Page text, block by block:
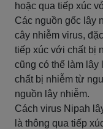
hoặc qua tiếp xúc
Các nguồn gốc lây
cây nhiễm virus,
tiếp xúc với chất bị
cũng có thể làm lây
chất bị nhiễm từ
nguồn lây nhiễm.
Cách virus Nipah
là thông qua tiếp